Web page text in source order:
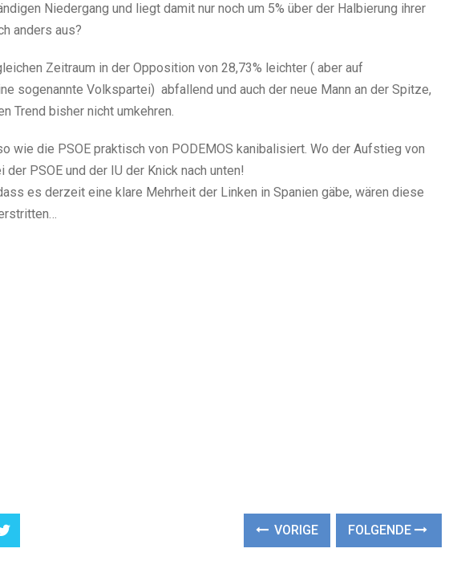
Niedergang und liegt damit nur noch um 5% über der Halbierung ihrer
anders aus?
Zeitraum in der Opposition von 28,73% leichter ( aber auf
sogenannte Volkspartei) abfallend und auch der neue Mann an der Spitze,
Trend bisher nicht umkehren.
wie die PSOE praktisch von PODEMOS kanibalisiert. Wo der Aufstieg von
PSOE und der IU der Knick nach unten!
es derzeit eine klare Mehrheit der Linken in Spanien gäbe, wären diese
VORIGE FOLGENDE